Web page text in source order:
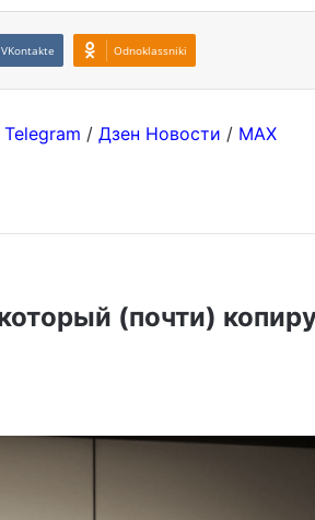
VKontakte Odnoklassniki
Telegram / Дзен Новости / MAX